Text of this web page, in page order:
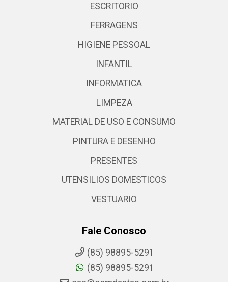
ESCRITORIO
FERRAGENS
HIGIENE PESSOAL
INFANTIL
INFORMATICA
LIMPEZA
MATERIAL DE USO E CONSUMO
PINTURA E DESENHO
PRESENTES
UTENSILIOS DOMESTICOS
VESTUARIO
Fale Conosco
(85) 98895-5291
(85) 98895-5291